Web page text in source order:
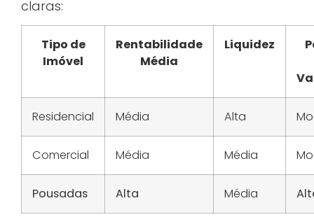
claras:
Tipo de
Imóvel
Rentabilidade
Média
Liquidez
Residencial Média Alta
Comercial Média Média
Pousadas Alta Média